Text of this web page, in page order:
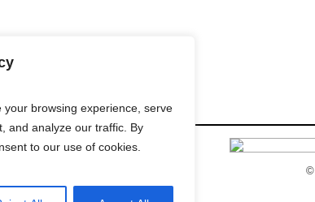
browsing experience, serve
and analyze our traffic. By
to our use of cookies.
©